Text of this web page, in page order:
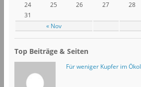
« Nov
24
25 26 27 28
31
Top Beiträge & Seiten
Für weniger Kupfer im